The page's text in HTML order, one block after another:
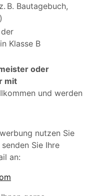
B. Bautagebuch,
Klasse B
oder
mit
und werden
nutzen Sie
Sie Ihre
an: